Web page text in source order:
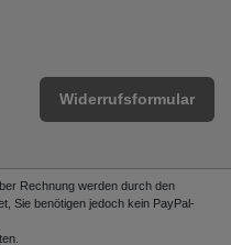
Widerrufsformular
Rechnung werden durch den
Sie benötigen jedoch kein PayPal-